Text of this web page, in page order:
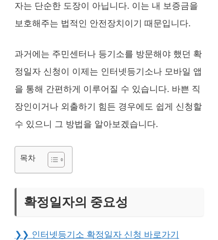
자는 단순한 도장이 아닙니다. 이는 내 보증금을
보호해주는 법적인 안전장치이기 때문입니다.
과거에는 주민센터나 등기소를 방문해야 했던 확
정일자 신청이 이제는 인터넷등기소나 모바일 앱
을 통해 간편하게 이루어질 수 있습니다. 바쁜 직
장인이거나 외출하기 힘든 경우에도 쉽게 신청할
수 있으니 그 방법을 알아보겠습니다.
목차
확정일자의 중요성
❯❯ 인터넷등기소 확정일자 신청 바로가기